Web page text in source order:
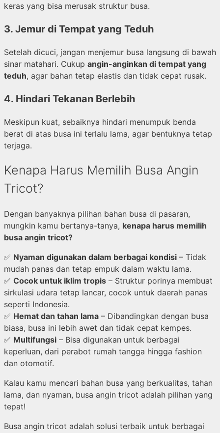
keras yang bisa merusak struktur busa.
3. Jemur di Tempat yang Teduh
Setelah dicuci, jangan menjemur busa langsung di bawah
sinar matahari. Cukup angin-anginkan di tempat yang
teduh, agar bahan tetap elastis dan tidak cepat rusak.
4. Hindari Tekanan Berlebih
Meskipun kuat, sebaiknya hindari menumpuk benda
berat di atas busa ini terlalu lama, agar bentuknya tetap
terjaga.
Kenapa Harus Memilih Busa Angin
Tricot?
Dengan banyaknya pilihan bahan busa di pasaran,
mungkin kamu bertanya-tanya, kenapa harus memilih
busa angin tricot?
✅ Nyaman digunakan dalam berbagai kondisi – Tidak
mudah panas dan tetap empuk dalam waktu lama.
✅ Cocok untuk iklim tropis – Struktur porinya membuat
sirkulasi udara tetap lancar, cocok untuk daerah panas
seperti Indonesia.
✅ Hemat dan tahan lama – Dibandingkan dengan busa
biasa, busa ini lebih awet dan tidak cepat kempes.
✅ Multifungsi – Bisa digunakan untuk berbagai
keperluan, dari perabot rumah tangga hingga fashion
dan otomotif.
Kalau kamu mencari bahan busa yang berkualitas, tahan
lama, dan nyaman, busa angin tricot adalah pilihan yang
tepat!
Busa angin tricot adalah solusi terbaik untuk berbagai